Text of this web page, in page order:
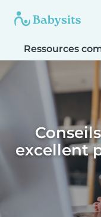
Ressources
excellent